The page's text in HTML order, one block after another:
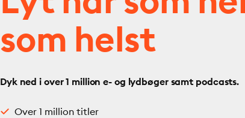
som helst
Dyk ned i over 1 million e- og lydbøger samt podcasts.
Over 1 million titler